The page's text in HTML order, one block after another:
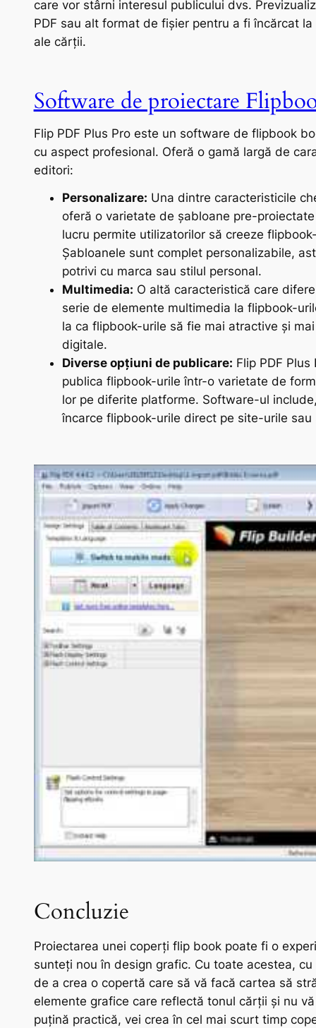
care vor stârni interesul publicului dvs.
PDF sau alt format de fișier pentru a fi încărcat
ale cărții.
Software de proiectare
Flip PDF Plus Pro este un software de flipbook
cu aspect profesional. Oferă o gamă largă de
editori:
Personalizare: Una dintre caracteristicile
oferă o varietate de șabloane pre-
lucru permite utilizatorilor să creeze
Șabloanele sunt complet personalizabile,
potrivi cu marca sau stilul personal.
Multimedia: O altă caracteristică care
serie de elemente multimedia la flipbook-
la ca flipbook-urile să fie mai atractive și
digitale.
Diverse opțiuni de publicare: Flip PDF
publica flipbook-urile într-o varietate de
lor pe diferite platforme. Software-ul
încarce flipbook-urile direct pe site-urile sau
Concluzie
Proiectarea unei coperți flip book poate fi o
sunteți nou în design grafic. Cu toate acestea,
de a crea o copertă care să vă facă cartea să
elemente grafice care reflectă tonul cărții și nu
puțină practică, vei crea în cel mai scurt timp